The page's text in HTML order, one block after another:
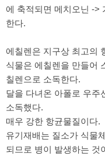
에 축적되면 메치오닌 ->
한다.
에칠렌은 지구상 최고의
식물은 에칠렌을 만들어
칠렌으로 소독한다.
달을 다녀온 아폴로 우주
소독했다.
매우 강한 항균물질이다.
유기재배는 질소가 식물
되므로 병이 발생하는 것